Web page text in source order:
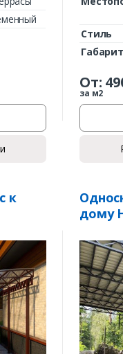
Заказать
Стиль
От:
за м2
к
дому